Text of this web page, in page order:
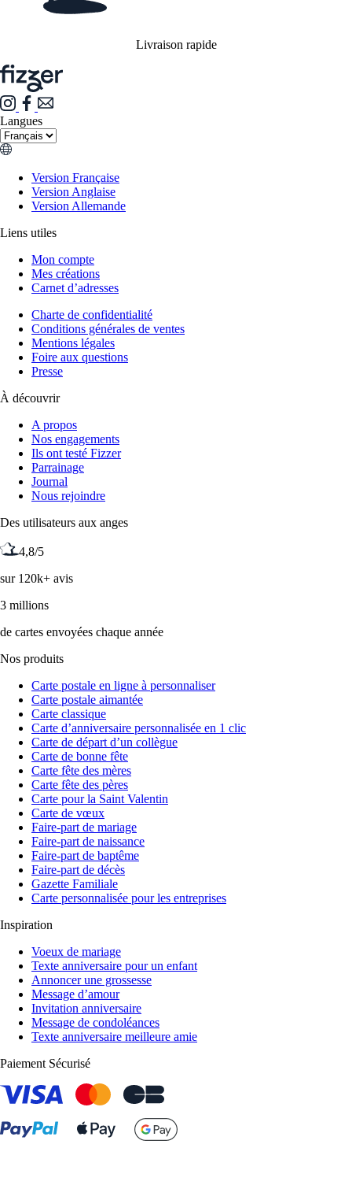
Livraison rapide
Langues
Version Française
Version Anglaise
Version Allemande
Liens utiles
Mon compte
Mes créations
Carnet d’adresses
Charte de confidentialité
Conditions générales de ventes
Mentions légales
Foire aux questions
Presse
À découvrir
A propos
Nos engagements
Ils ont testé Fizzer
Parrainage
Journal
Nous rejoindre
Des utilisateurs aux anges
4,8/5
sur 120k+ avis
3 millions
de cartes envoyées chaque année
Nos produits
Carte postale en ligne à personnaliser
Carte postale aimantée
Carte classique
Carte d’anniversaire personnalisée en 1 clic
Carte de départ d’un collègue
Carte de bonne fête
Carte fête des mères
Carte fête des pères
Carte pour la Saint Valentin
Carte de vœux
Faire-part de mariage
Faire-part de naissance
Faire-part de baptême
Faire-part de décès
Gazette Familiale
Carte personnalisée pour les entreprises
Inspiration
Voeux de mariage
Texte anniversaire pour un enfant
Annoncer une grossesse
Message d’amour
Invitation anniversaire
Message de condoléances
Texte anniversaire meilleure amie
Paiement Sécurisé